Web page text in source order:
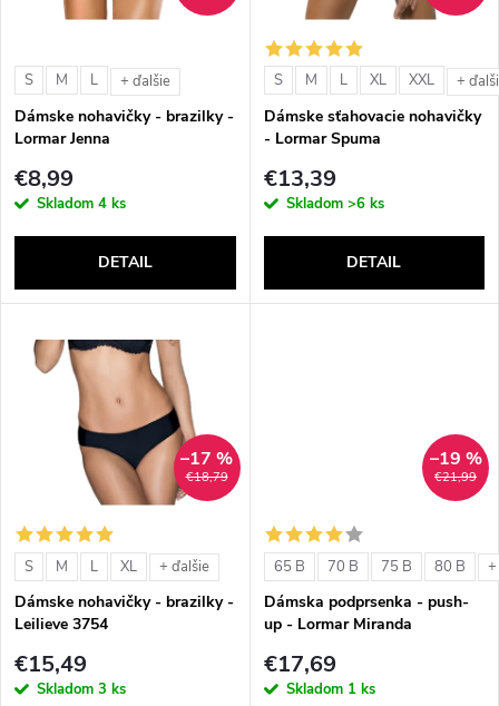
e
p
r
d
u
o
v
s
p
r
o
d
u
o
v
S M L + ďalšie
Dámske nohavičky - brazilky -
Lormar Jenna
€8,99
Skladom 4 ks
DETAIL
S M L XL XXL +
Dámske sťahovacie nohavičky
- Lormar Spuma
€13,39
Skladom >6 ks
DETAIL
€18,79
–17 %
S M L XL + ďalšie
Dámske nohavičky - brazilky -
Leilieve 3754
€15,49
Skladom 3 ks
€21,99
–19 %
65 B 70 B 75 B 80 B
Dámska podprsenka - push-
up - Lormar Miranda
€17,69
Skladom 1 ks